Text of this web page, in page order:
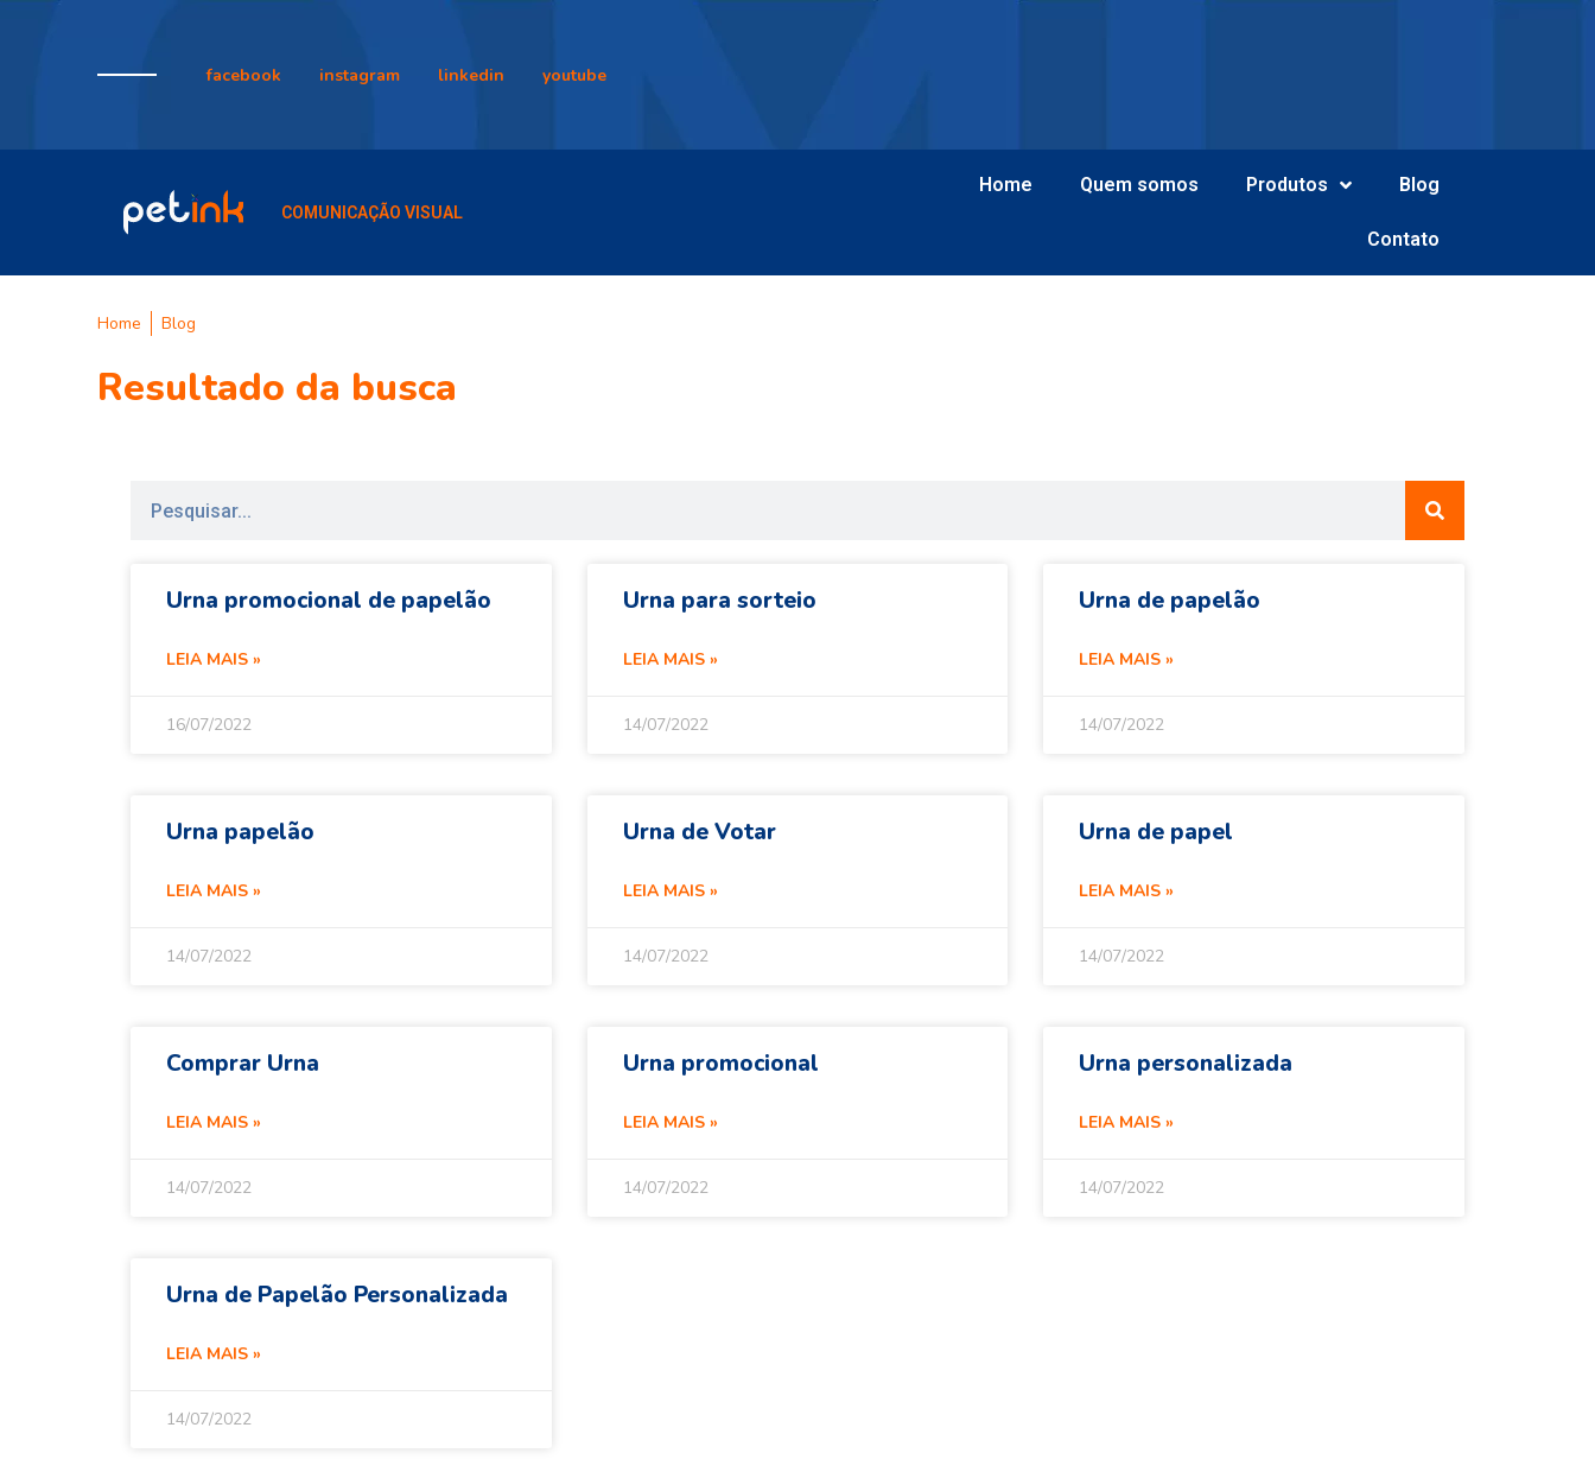
facebook instagram linkedin youtube
COMUNICAÇÃO VISUAL
Home Quem somos Produtos Blog
Contato
Home Blog
Resultado da busca
Urna promocional de papelão
LEIA MAIS »
16/07/2022
Urna para sorteio
LEIA MAIS »
14/07/2022
Urna de papelão
LEIA MAIS »
14/07/2022
Urna papelão
LEIA MAIS »
14/07/2022
Urna de Votar
LEIA MAIS »
14/07/2022
Urna de papel
LEIA MAIS »
14/07/2022
Comprar Urna
LEIA MAIS »
14/07/2022
Urna promocional
LEIA MAIS »
14/07/2022
Urna personalizada
LEIA MAIS »
14/07/2022
Urna de Papelão Personalizada
LEIA MAIS »
14/07/2022